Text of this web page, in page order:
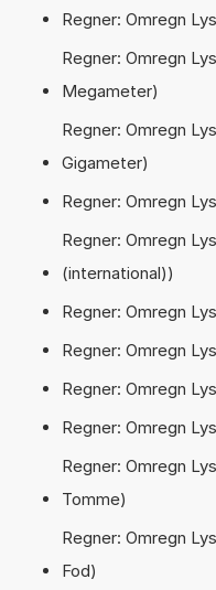
Regner: Omregn
Regner: Omregn
Megameter)
Regner: Omregn
Gigameter)
Regner: Omregn
Regner: Omregn
(international))
Regner: Omregn
Regner: Omregn
Regner: Omregn
Regner: Omregn
Regner: Omregn
Tomme)
Regner: Omregn
Fod)